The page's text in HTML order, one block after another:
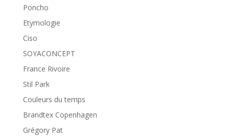
Poncho
Etymologie
Ciso
SOYACONCEPT
France Rivoire
Stil Park
Couleurs du temps
Brandtex Copenhagen
Grégory Pat